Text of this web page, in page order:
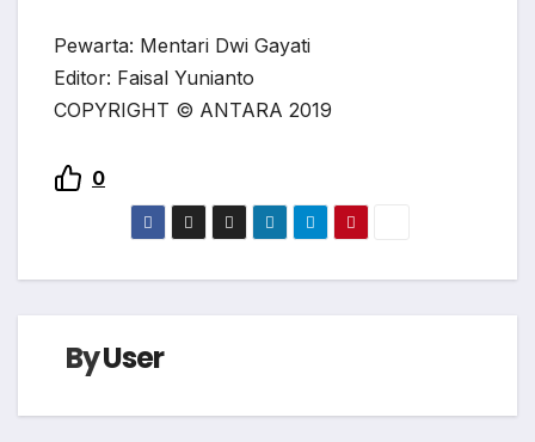
Pewarta: Mentari Dwi Gayati
Editor: Faisal Yunianto
COPYRIGHT © ANTARA 2019
0
ByUser